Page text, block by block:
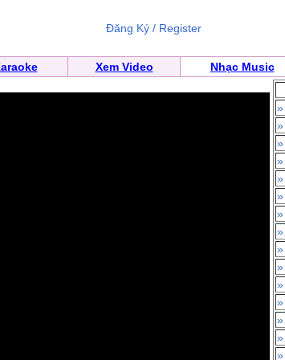
Đăng Ký / Register
Xem Video Nhạc Music
»
»
»
»
»
»
»
»
»
»
»
»
»
»
»